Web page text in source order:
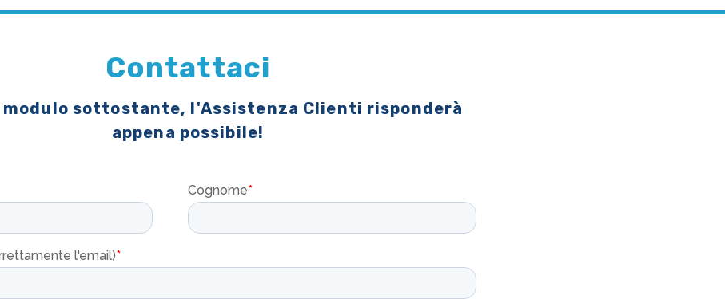
Contattaci
modulo sottostante, l'Assistenza Clienti risponderà
appena possibile!